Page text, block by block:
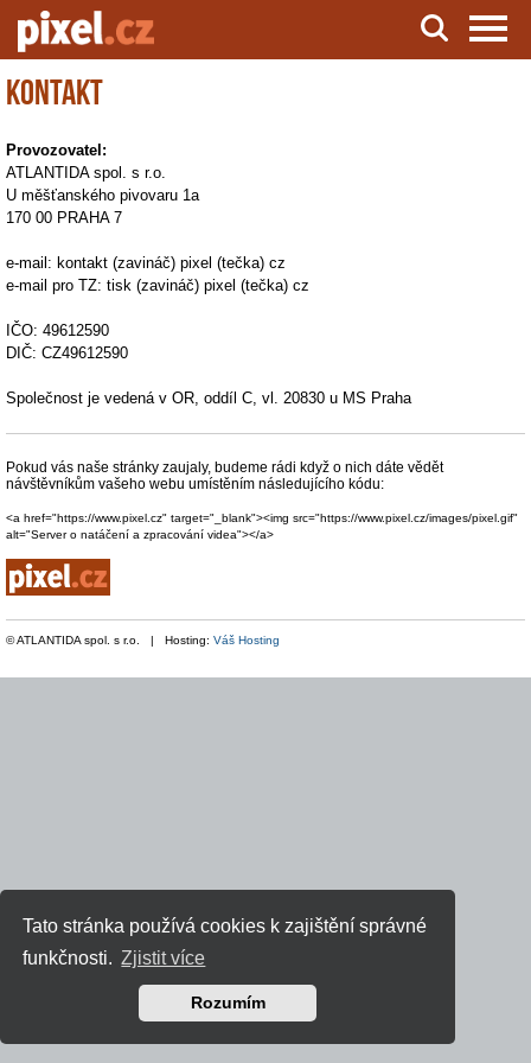
Tato stránka používá cookies k zajištění správné
funkčnosti. Zjistit více
Rozumím
Server o natáčení a zpracování videa
Kontakt
Provozovatel:
ATLANTIDA spol. s r.o.
U měšťanského pivovaru 1a
170 00 PRAHA 7
e-mail: kontakt (zavináč) pixel (tečka) cz
e-mail pro TZ: tisk (zavináč) pixel (tečka) cz
IČO: 49612590
DIČ: CZ49612590
Společnost je vedená v OR, oddíl C, vl. 20830 u MS Praha
Pokud vás naše stránky zaujaly, budeme rádi když o nich dáte vědět
návštěvníkům vašeho webu umístěním následujícího kódu:
<a href="https://www.pixel.cz" target="_blank"><img src="https://www.pixel.cz/images/pixel.gif"
alt="Server o natáčení a zpracování videa"></a>
© ATLANTIDA spol. s r.o. | Hosting: Váš Hosting